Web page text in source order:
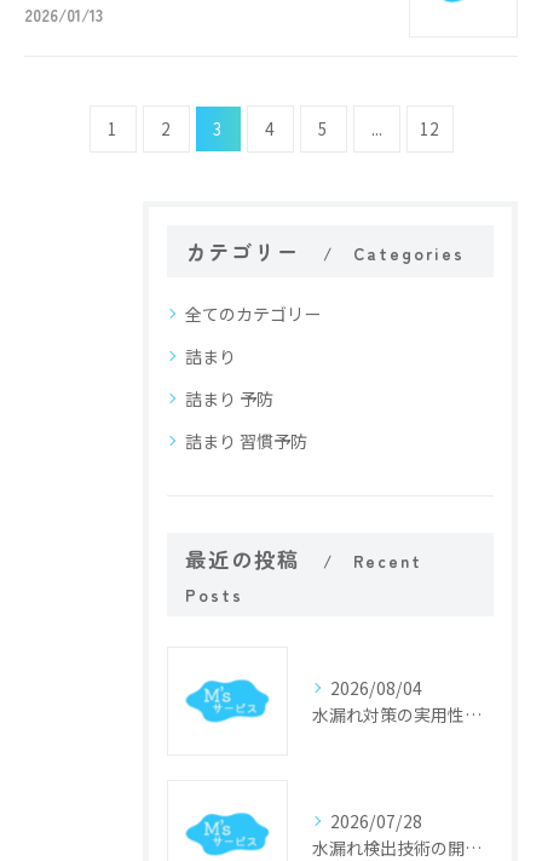
2026/01/13
1 2 3 4 5 ... 12
カテゴリー Categories
全てのカテゴリー
詰まり
詰まり 予防
詰まり 習慣予防
最近の投稿
Recent
Posts
2026/08/04
水漏れ対策の実用性試験で早期発見と原因特定を実現する具体的な検証手順ガイド
2026/07/28
水漏れ検出技術の開発で実現する兵庫県神戸市の最先端インフラDX事例